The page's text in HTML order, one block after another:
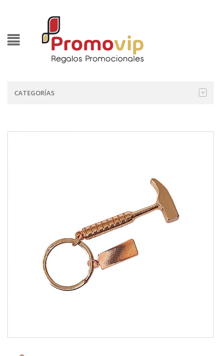
CATEGORÍAS